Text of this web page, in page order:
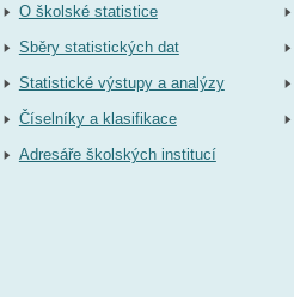
O školské statistice
Sběry statistických dat
Statistické výstupy a analýzy
Číselníky a klasifikace
Adresáře školských institucí